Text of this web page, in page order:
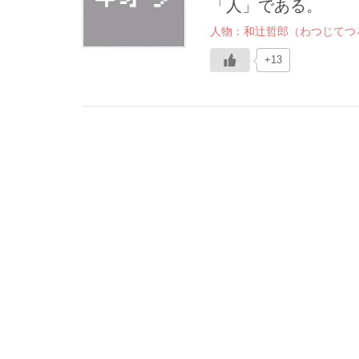
「人」である。
人物：和辻哲郎（わつじてつ
+13